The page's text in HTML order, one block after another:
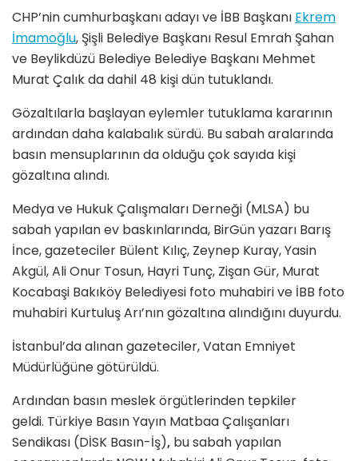
CHP’nin cumhurbaşkanı adayı ve İBB Başkanı Ekrem
İmamoğlu, Şişli Belediye Başkanı Resul Emrah Şahan
ve Beylikdüzü Belediye Belediye Başkanı Mehmet
Murat Çalık da dahil 48 kişi dün tutuklandı.
Gözaltılarla başlayan eylemler tutuklama kararının
ardından daha kalabalık sürdü. Bu sabah aralarında
basın mensuplarının da olduğu çok sayıda kişi
gözaltına alındı.
Medya ve Hukuk Çalışmaları Derneği (MLSA) bu
sabah yapılan ev baskınlarında, BirGün yazarı Barış
İnce, gazeteciler Bülent Kılıç, Zeynep Kuray, Yasin
Akgül, Ali Onur Tosun, Hayri Tunç, Zişan Gür, Murat
Kocabaşi Bakıköy Belediyesi foto muhabiri ve İBB foto
muhabiri Kurtuluş Arı’nın gözaltına alındığını duyurdu.
İstanbul’da alınan gazeteciler, Vatan Emniyet
Müdürlüğüne götürüldü.
Ardından basın meslek örgütlerinden tepkiler
geldi. Türkiye Basın Yayın Matbaa Çalışanları
Sendikası (DİSK Basın-İş), bu sabah yapılan